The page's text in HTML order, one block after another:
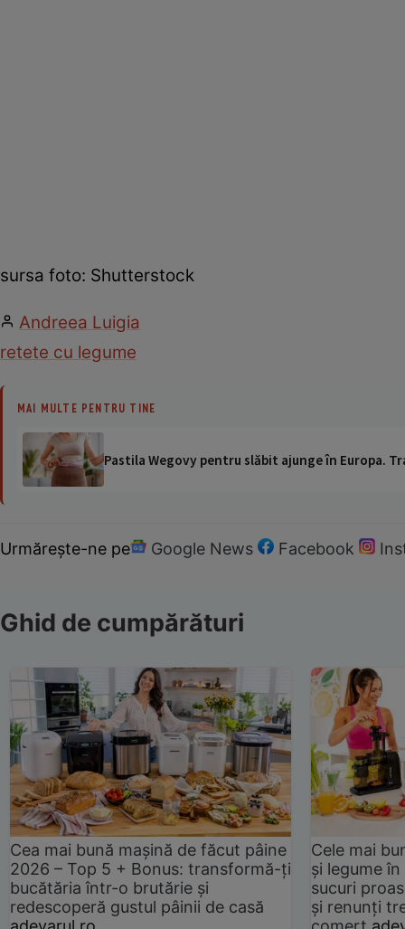
sursa foto: Shutterstock
Andreea Luigia
retete cu legume
MAI MULTE PENTRU TINE
Pastila Wegovy pentru slăbit ajunge în Europa.
Urmărește-ne pe Google News Facebook
Ghid de cumpărături
Cea mai bună mașină de făcut pâine
2026 – Top 5 + Bonus: transformă-ți
bucătăria într-o brutărie și
redescoperă gustul pâinii de casă
Cele mai
și legume
sucuri
și renunți